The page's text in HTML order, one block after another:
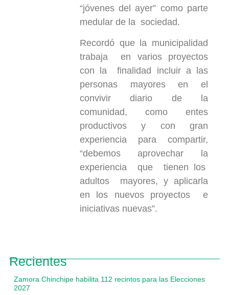
“jóvenes del ayer” como parte
medular de la sociedad.
Recordó que la municipalidad
trabaja en varios proyectos
con la finalidad incluir a las
personas mayores en el
convivir diario de la
comunidad, como entes
productivos y con gran
experiencia para compartir,
“debemos aprovechar la
experiencia que tienen los
adultos mayores, y aplicarla
en los nuevos proyectos e
iniciativas nuevas”.
Recientes
Zamora Chinchipe habilita 112 recintos para las Elecciones
2027